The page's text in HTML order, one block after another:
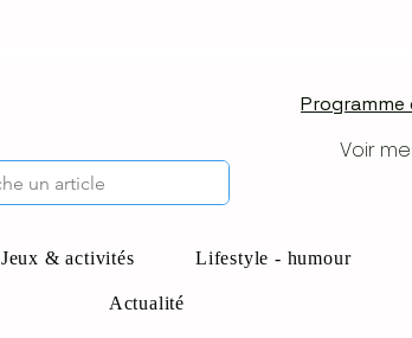
Voir
Jeux & activités Lifestyle - humour
Actualité